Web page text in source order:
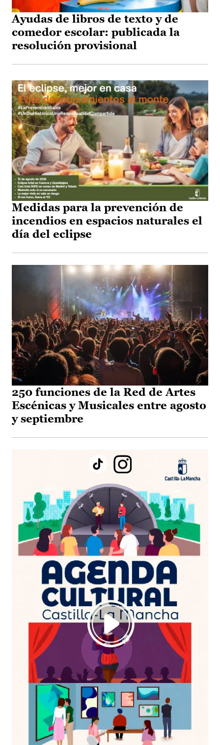
Ayudas de libros de texto y de
comedor escolar: publicada la
resolución provisional
Medidas para la prevención de
incendios en espacios naturales el
día del eclipse
250 funciones de la Red de Artes
Escénicas y Musicales entre agosto
y septiembre